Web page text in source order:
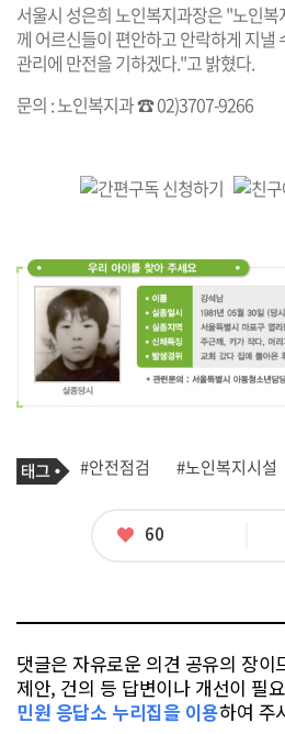
서울시 성은희 노인복지과장은 "노인
께 어르신들이 편안하고 안락하게 지낼
관리에 만전을 기하겠다."고 밝혔다.
문의 : 노인복지과 ☎ 02)3707-9266
기
사
태
그
#안전점검 #노인복지시설
좋
60
댓글은 자유로운 의견 공유의 장
제안, 건의 등 답변이나 개선이 필
민원 응답소 누리집을 이용하여 주